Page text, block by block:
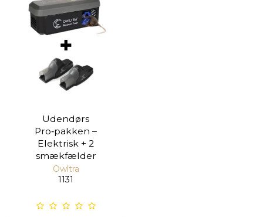
Udendørs
Pro‑pakken –
Elektrisk + 2
smækfælder
Owltra
1131